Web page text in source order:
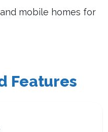
mobile homes for
Features